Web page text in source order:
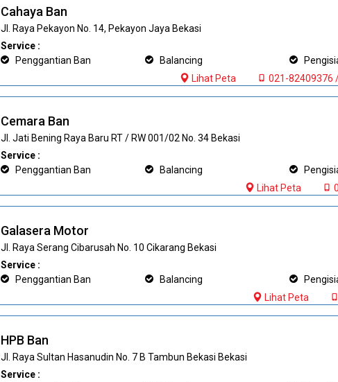
Cahaya Ban
Jl. Raya Pekayon No. 14, Pekayon Jaya Bekasi
Service :
Penggantian Ban
Balancing
021-82409376
Lihat Peta
Cemara Ban
Jl. Jati Bening Raya Baru RT / RW 001/02 No. 34 Bekasi
Service :
Penggantian Ban
Balancing
Lihat Peta
Galasera Motor
Jl. Raya Serang Cibarusah No. 10 Cikarang Bekasi
Service :
Penggantian Ban
Balancing
Lihat Peta
HPB Ban
Jl. Raya Sultan Hasanudin No. 7 B Tambun Bekasi Bekasi
Service :